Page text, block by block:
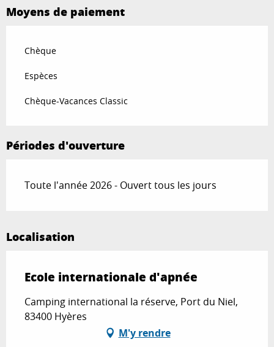
Moyens de paiement
Chèque
Espèces
Chèque-Vacances Classic
Périodes d'ouverture
Toute l'année 2026 - Ouvert tous les jours
Localisation
Ecole internationale d'apnée
Camping international la réserve, Port du Niel,
83400 Hyères
M'y rendre